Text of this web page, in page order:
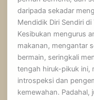
daripada sekadar
Mendidik Diri Sendiri
Kesibukan mengurus
makanan, mengantar
bermain, seringkali
tengah hiruk-pikuk ini,
introspeksi dan
kemewahan. Padahal,